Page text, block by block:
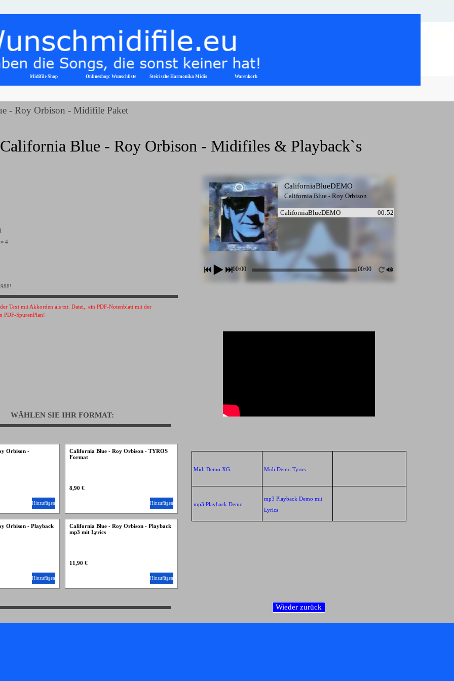
Menü überspringen
Midifile Shop ▼
Onlineshop: Wunschliste Steirische Harmonika Midis ▼
Warenkorb
- Roy Orbison - Midifile Paket
California Blue - Roy Orbison - Midifiles & Playback`s
CaliforniaBlueDEMO
California Blue - Roy Orbison
CaliforniaBlueDEMO 00:52
00:00 00:00
4
Text mit Akkorden als txt. Datei, ein PDF-Notenblatt mit der
PDF-SpurenPlan!
WÄHLEN SIE IHR FORMAT:
Orbison -
Hinzufügen
California Blue - Roy Orbison - TYROS
Format
8,90 €
Hinzufügen
Orbison - Playback
Hinzufügen
California Blue - Roy Orbison - Playback
mp3 mit Lyrics
11,90 €
Hinzufügen
Midi Demo XG Midi Demo Tyros
mp3 Playback Demo
mp3 Playback Demo mit
Lyrics